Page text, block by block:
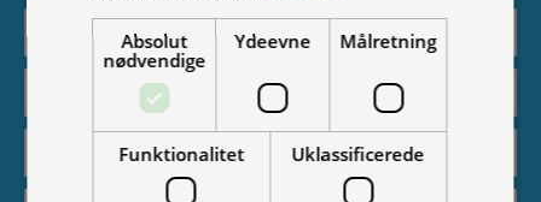
Absolut
nødvendige
Ydeevne Målretning
Funktionalitet Uklassificerede